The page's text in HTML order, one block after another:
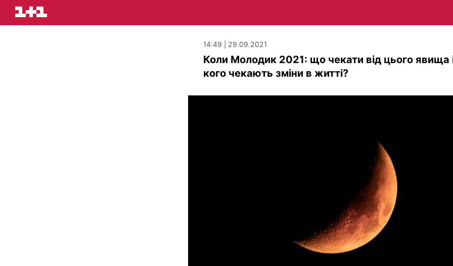
14:49 | 29.09.2021
Коли Молодик 2021: що чекати від цього явища
кого чекають зміни в житті?